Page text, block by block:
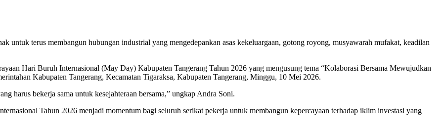
untuk terus membangun hubungan industrial yang mengedepankan asas kekeluargaan, gotong royong, musyawarah mufakat, keadilan
Hari Buruh Internasional (May Day) Kabupaten Tangerang Tahun 2026 yang mengusung tema “Kolaborasi Bersama Mewujudkan
Kabupaten Tangerang, Kecamatan Tigaraksa, Kabupaten Tangerang, Minggu, 10 Mei 2026.
harus bekerja sama untuk kesejahteraan bersama,” ungkap Andra Soni.
Tahun 2026 menjadi momentum bagi seluruh serikat pekerja untuk membangun kepercayaan terhadap iklim investasi yang